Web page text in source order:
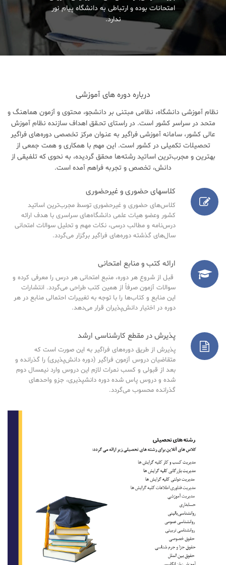
امتحانات بوده و ارتباطی به دانشگاه پیام نور
ندارد.
درباره دوره های آموزشی
نظام آموزشی دانشگاه، نظامی مبتنی بر دانشجو، محتوی و آزمون هماهنگ و
متحد در سراسر کشور است. در راستای تحـقق اهداف سازنده نظام آموزش
عالی کشور، سامانه آموزشی فراگیر به عنـوان مرکز تخصصی دوره‌های فراگیر
تحصیلات تکمیلی در کشور است. این مهم با همکاری و همت جمعی از
بهترین و مجرب‌ترین اساتید رشته‌ها محقق گردیده، به نحوی که تلفیقی از
دانش، تخصص و تجربه فراهم آمده است.
کلاسهای حضوری و غیرحضوری
کلاس‌های حضوری و غیرحضوری توسط مجرب‌ترین اساتید
کشور وعضو هیات علمی دانشگاه‌های سراسری با هدف ارائه
درس‌نامه‌ و مطالب درسی، نکات مهم و تحلیل سوالات امتحانی
سال‌های گذشته دوره‌های فراگیر برگزار می‌گردد.
ارائه کتب و منابع امتحانی
قبل از شروع هر دوره، منبع امتحانی هر درس را معرفی کرده و
سوالات آزمون صرفاً از همین کتب طراحی می‌گردد. انتشارات
این منابع و کتاب‌ها را با توجه به تغییرات احتمالی منابع در هر
دوره در اختیار دانش‌پذیران قرار می‌دهد.
پذیرش در مقطع کارشناسی ارشد
پذیرش از طریق دوره‌های فراگیر به این صورت است که
متقاضیان دروس آزمون فراگیر (دوره دانش‌پذیری) را گذرانده و
بعد از قبولی و کسب نمرات لازم این دروس وارد نیمسال دوم
شده و دروس پاس شده دوره دانشپذیری، جزو واحدهای
گذرانده محسوب می‌گردد.